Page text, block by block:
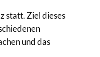
statt. Ziel dieses
und das